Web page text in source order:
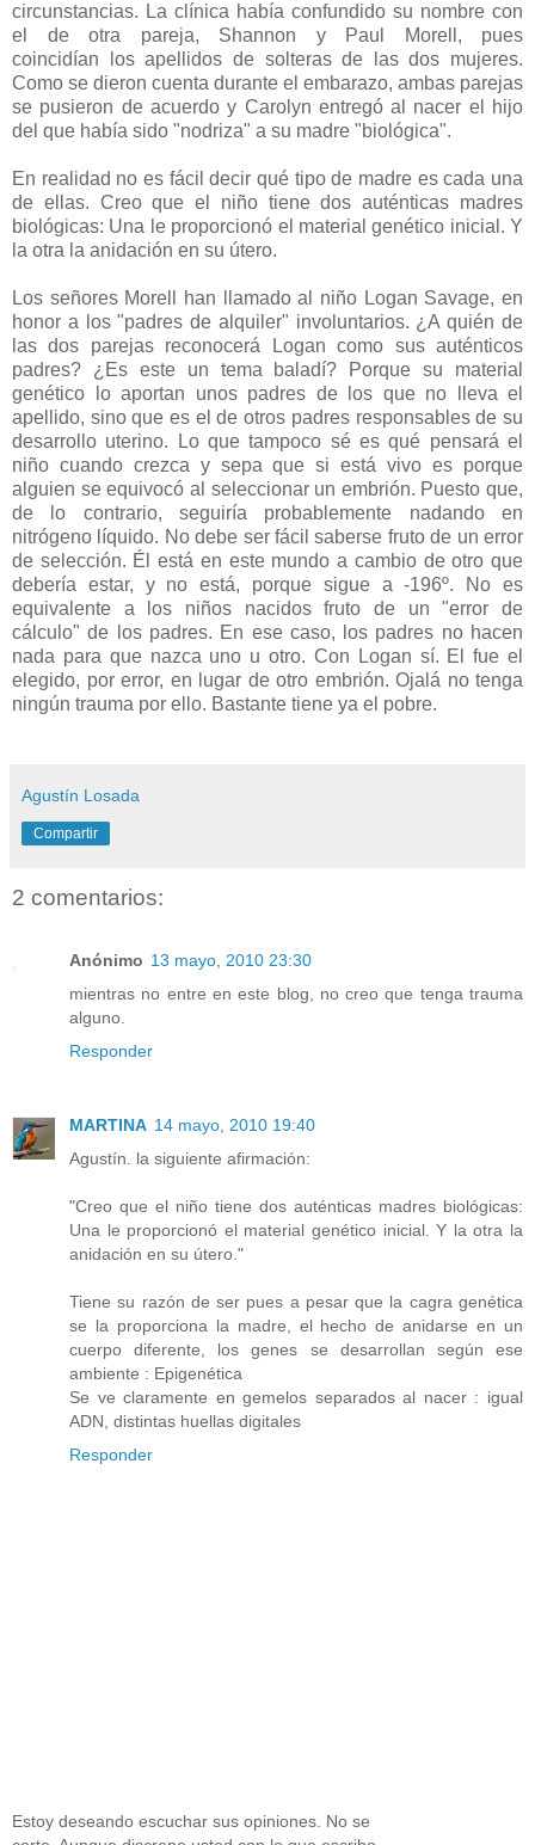
circunstancias. La clínica había confundido su nombre con
el de otra pareja, Shannon y Paul Morell, pues
coincidían los apellidos de solteras de las dos mujeres.
Como se dieron cuenta durante el embarazo, ambas parejas
se pusieron de acuerdo y Carolyn entregó al nacer el hijo
del que había sido "nodriza" a su madre "biológica".
En realidad no es fácil decir qué tipo de madre es cada una
de ellas. Creo que el niño tiene dos auténticas madres
biológicas: Una le proporcionó el material genético inicial. Y
la otra la anidación en su útero.
Los señores Morell han llamado al niño Logan Savage, en
honor a los "padres de alquiler" involuntarios. ¿A quién de
las dos parejas reconocerá Logan como sus auténticos
padres? ¿Es este un tema baladí? Porque su material
genético lo aportan unos padres de los que no lleva el
apellido, sino que es el de otros padres responsables de su
desarrollo uterino. Lo que tampoco sé es qué pensará el
niño cuando crezca y sepa que si está vivo es porque
alguien se equivocó al seleccionar un embrión. Puesto que,
de lo contrario, seguiría probablemente nadando en
nitrógeno líquido. No debe ser fácil saberse fruto de un error
de selección. Él está en este mundo a cambio de otro que
debería estar, y no está, porque sigue a -196º. No es
equivalente a los niños nacidos fruto de un "error de
cálculo" de los padres. En ese caso, los padres no hacen
nada para que nazca uno u otro. Con Logan sí. El fue el
elegido, por error, en lugar de otro embrión. Ojalá no tenga
ningún trauma por ello. Bastante tiene ya el pobre.
Agustín Losada
Compartir
2 comentarios:
Anónimo 13 mayo, 2010 23:30
mientras no entre en este blog, no creo que tenga trauma
alguno.
Responder
MARTINA 14 mayo, 2010 19:40
Agustín. la siguiente afirmación:
"Creo que el niño tiene dos auténticas madres biológicas:
Una le proporcionó el material genético inicial. Y la otra la
anidación en su útero."
Tiene su razón de ser pues a pesar que la cagra genética
se la proporciona la madre, el hecho de anidarse en un
cuerpo diferente, los genes se desarrollan según ese
ambiente : Epigenética
Se ve claramente en gemelos separados al nacer : igual
ADN, distintas huellas digitales
Responder
Estoy deseando escuchar sus opiniones. No se